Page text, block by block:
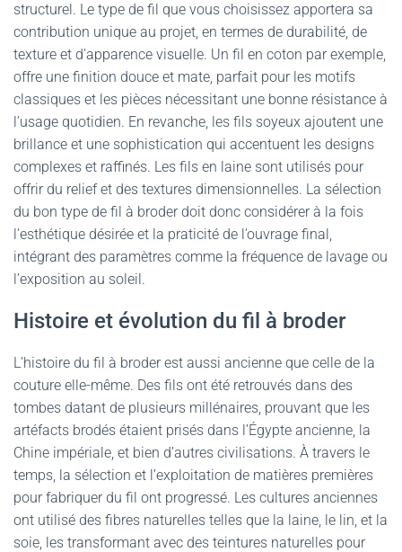
structurel. Le type de fil que vous choisissez apportera sa
contribution unique au projet, en termes de durabilité, de
texture et d’apparence visuelle. Un fil en coton par exemple,
offre une finition douce et mate, parfait pour les motifs
classiques et les pièces nécessitant une bonne résistance à
l’usage quotidien. En revanche, les fils soyeux ajoutent une
brillance et une sophistication qui accentuent les designs
complexes et raffinés. Les fils en laine sont utilisés pour
offrir du relief et des textures dimensionnelles. La sélection
du bon type de fil à broder doit donc considérer à la fois
l’esthétique désirée et la praticité de l’ouvrage final,
intégrant des paramètres comme la fréquence de lavage ou
l’exposition au soleil.
Histoire et évolution du fil à broder
L’histoire du fil à broder est aussi ancienne que celle de la
couture elle-même. Des fils ont été retrouvés dans des
tombes datant de plusieurs millénaires, prouvant que les
artéfacts brodés étaient prisés dans l’Égypte ancienne, la
Chine impériale, et bien d’autres civilisations. À travers le
temps, la sélection et l’exploitation de matières premières
pour fabriquer du fil ont progressé. Les cultures anciennes
ont utilisé des fibres naturelles telles que la laine, le lin, et la
soie, les transformant avec des teintures naturelles pour